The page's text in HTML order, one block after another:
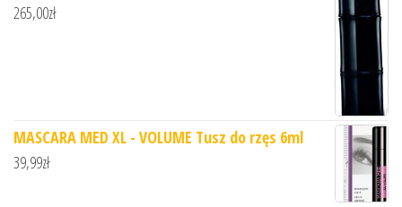
265,00zł
MASCARA MED XL - VOLUME Tusz do rzęs 6ml
39,99zł